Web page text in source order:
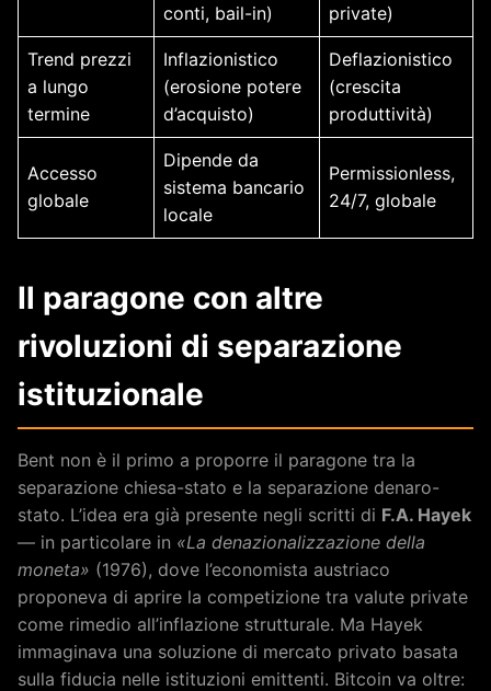
conti, bail-in)
private)
Trend prezzi
a lungo
termine
Inflazionistico
(erosione potere
d’acquisto)
Deflazionistico
(crescita
produttività)
Accesso
globale
Dipende da
sistema bancario
locale
Permissionless,
24/7, globale
Il paragone con altre
rivoluzioni di separazione
istituzionale
Bent non è il primo a proporre il paragone tra la
separazione chiesa-stato e la separazione denaro-
stato. L’idea era già presente negli scritti di F.A. Hayek
— in particolare in «La denazionalizzazione della
moneta» (1976), dove l’economista austriaco
proponeva di aprire la competizione tra valute private
come rimedio all’inflazione strutturale. Ma Hayek
immaginava una soluzione di mercato privato basata
sulla fiducia nelle istituzioni emittenti. Bitcoin va oltre: